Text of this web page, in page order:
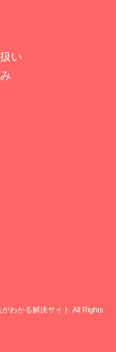
い
わかる解決サイト All Rights